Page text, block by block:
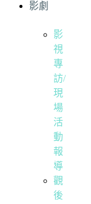
影劇
影
視
專
訪/
現
場
活
動
報
導
觀
後